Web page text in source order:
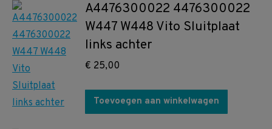
A4476300022 4476300022
W447 W448 Vito Sluitplaat
links achter
€ 25,00
Toevoegen aan winkelwagen